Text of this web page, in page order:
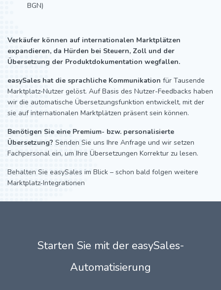
BGN)
Verkäufer können auf internationalen Marktplätzen
expandieren, da Hürden bei Steuern, Zoll und der
Übersetzung der Produktdokumentation wegfallen.
easySales hat die sprachliche Kommunikation für Tausende
Marktplatz-Nutzer gelöst. Auf Basis des Nutzer-Feedbacks haben
wir die automatische Übersetzungsfunktion entwickelt, mit der
sie auf internationalen Marktplätzen präsent sein können.
Benötigen Sie eine Premium- bzw. personalisierte
Übersetzung? Senden Sie uns Ihre Anfrage und wir setzen
Fachpersonal ein, um Ihre Übersetzungen Korrektur zu lesen.
Behalten Sie easySales im Blick – schon bald folgen weitere
Marktplatz-Integrationen
Starten Sie mit der easySales-
Automatisierung